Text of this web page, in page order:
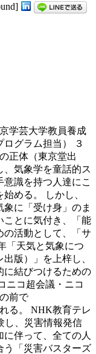
学芸大学教員養成
グラム担当） ３
正体（東京堂出
、気象学を童話的ス
意識を持つ人達にこ
める。 しかし、
に「受け身」のま
ことに気付き、「能
の活動として、「サ
「天気と気象につ
版）」を上梓し、
に結びつけるための
ニコ超会議・ニコ
前で
る。 NHK教育テレ
し、災害情報発信
伴って、全ての人
う「災害バスターズ